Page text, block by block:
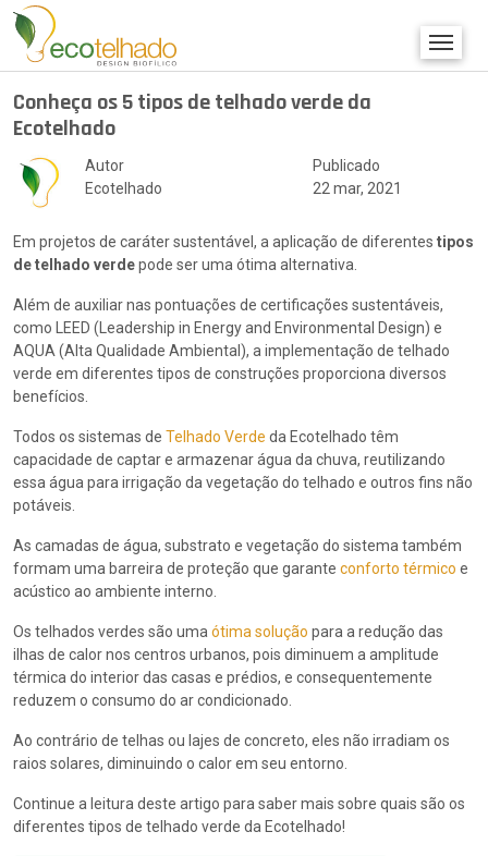
Conheça os 5 tipos de telhado verde da
Ecotelhado
Autor
Ecotelhado
Publicado
22 mar, 2021
Em projetos de caráter sustentável, a aplicação de diferentes tipos
de telhado verdepode ser uma ótima alternativa.
Além de auxiliar nas pontuações de certificações sustentáveis,
como LEED (Leadership in Energy and Environmental Design) e
AQUA (Alta Qualidade Ambiental), a implementação de telhado
verde em diferentes tipos de construções proporciona diversos
benefícios.
Todos os sistemas de Telhado Verde da Ecotelhado têm
capacidade de captar e armazenar água da chuva, reutilizando
essa água para irrigação da vegetação do telhado e outros fins não
potáveis.
As camadas de água, substrato e vegetação do sistema também
formam uma barreira de proteção que garante conforto térmico e
acústico ao ambiente interno.
Os telhados verdes são umaótima solução para a redução das
ilhas de calor nos centros urbanos, pois diminuem a amplitude
térmica do interior das casas e prédios, e consequentemente
reduzem o consumo do ar condicionado.
Ao contrário de telhas ou lajes de concreto, eles não irradiam os
raios solares, diminuindo o calor em seu entorno.
Continue a leitura deste artigo para saber mais sobre quais são os
diferentes tipos de telhado verde da Ecotelhado!